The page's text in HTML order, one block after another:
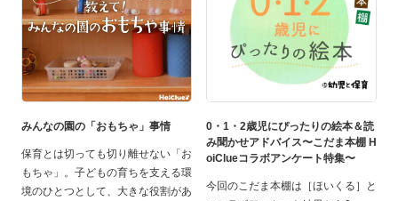
みんなの園の「おもちゃ」事情
保育とは切っても切り離せない「お
もちゃ」。子どもの育ちを支える環
境のひとつとして、大きな役割があ
0・1・2歳児にぴったりの絵本＆読
み聞かせアドバイス〜こだま本棚 H
oiClueコラボアンケート特集〜
今回のこだま本棚は［ほいくる］と